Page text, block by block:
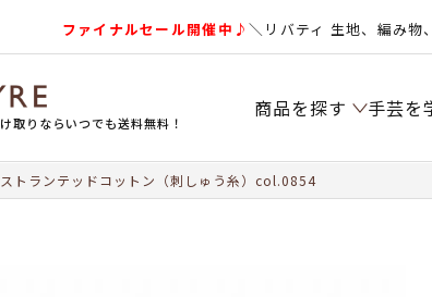
ファイナルセール開催中♪＼リバティ 生地、編み物
取りならいつでも送料無料！
商品を探す 手芸を
トランテッドコットン（刺しゅう糸）col.0854